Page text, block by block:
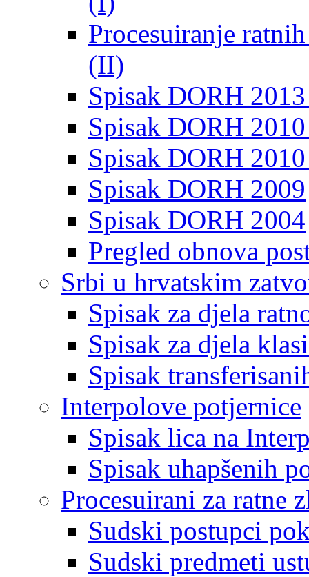
Procesuiranje
(II)
Spisak DORH
Spisak DORH
Spisak DORH
Spisak DORH 2009
Spisak DORH 2004
Pregled obnova
Srbi u hrvatskim
Spisak za djela
Spisak za djela
Spisak
Interpolove potjernice
Spisak lica na
Spisak uhapšenih
Procesuirani za ratne
Sudski postupci
Sudski predmeti